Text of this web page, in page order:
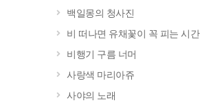
백일몽의 청사진
비 떠나면 유채꽃이 꼭 피는 시간
비행기 구름 너머
사랑색 마리아쥬
사야의 노래